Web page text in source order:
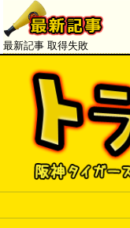
4中」
最新記事 取得失敗